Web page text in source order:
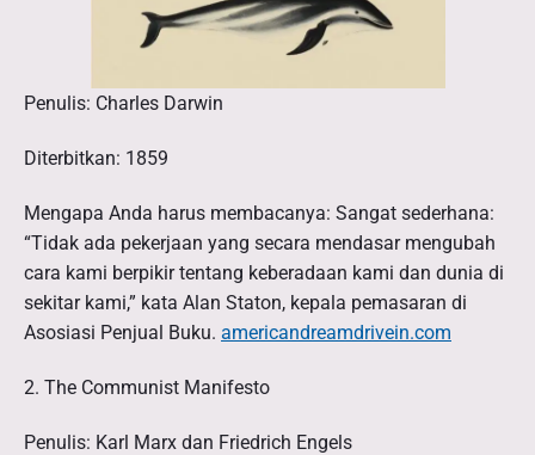
rPenulis: Charles Darwin
Diterbitkan: 1859
Mengapa Anda harus membacanya: Sangat sederhana:
“Tidak ada pekerjaan yang secara mendasar mengubah
cara kami berpikir tentang keberadaan kami dan dunia di
sekitar kami,” kata Alan Staton, kepala pemasaran di
Asosiasi Penjual Buku. americandreamdrivein.com
2. The Communist Manifesto
Penulis: Karl Marx dan Friedrich Engels